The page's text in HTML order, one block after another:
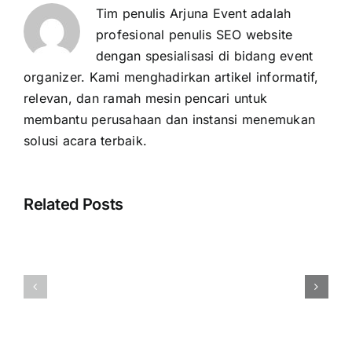
Tim penulis Arjuna Event adalah
profesional penulis SEO website
dengan spesialisasi di bidang event
organizer. Kami menghadirkan artikel informatif,
relevan, dan ramah mesin pencari untuk
membantu perusahaan dan instansi menemukan
solusi acara terbaik.
Related Posts
Jakarta
Layanan